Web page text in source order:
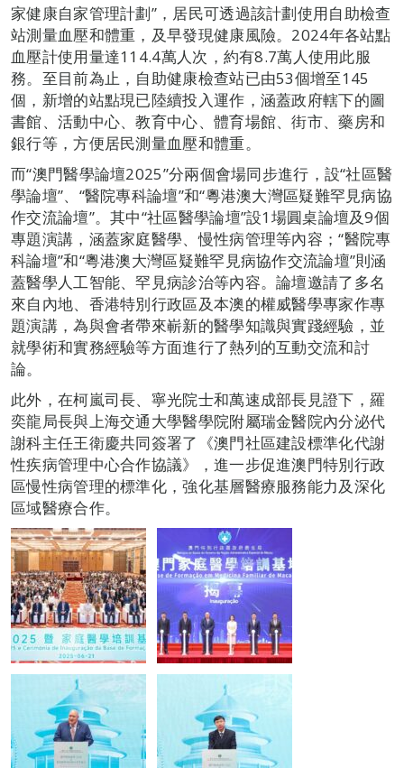
家健康自家管理計劃”，居民可透過該計劃使用自助檢查
站測量血壓和體重，及早發現健康風險。2024年各站點
血壓計使用量達114.4萬人次，約有8.7萬人使用此服
務。至目前為止，自助健康檢查站已由53個增至145
個，新增的站點現已陸續投入運作，涵蓋政府轄下的圖
書館、活動中心、教育中心、體育場館、街市、藥房和
銀行等，方便居民測量血壓和體重。
而“澳門醫學論壇2025”分兩個會場同步進行，設“社區醫
學論壇”、“醫院專科論壇”和“粵港澳大灣區疑難罕見病協
作交流論壇”。其中“社區醫學論壇”設1場圓桌論壇及9個
專題演講，涵蓋家庭醫學、慢性病管理等內容；“醫院專
科論壇”和“粵港澳大灣區疑難罕見病協作交流論壇”則涵
蓋醫學人工智能、罕見病診治等內容。論壇邀請了多名
來自內地、香港特別行政區及本澳的權威醫學專家作專
題演講，為與會者帶來嶄新的醫學知識與實踐經驗，並
就學術和實務經驗等方面進行了熱列的互動交流和討
論。
此外，在柯嵐司長、寧光院士和萬速成部長見證下，羅
奕龍局長與上海交通大學醫學院附屬瑞金醫院內分泌代
謝科主任王衛慶共同簽署了《澳門社區建設標準化代謝
性疾病管理中心合作協議》，進一步促進澳門特別行政
區慢性病管理的標準化，強化基層醫療服務能力及深化
區域醫療合作。